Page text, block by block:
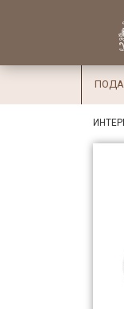
Салоны
Подарки
Ароматы
для дома